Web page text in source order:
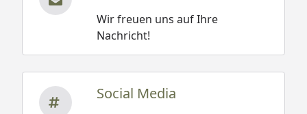
Wir freuen uns auf Ihre
Nachricht!
Social Media